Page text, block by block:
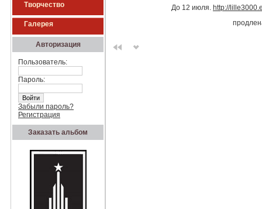
Творчество
Галерея
Авторизация
Пользователь:
Пароль:
Забыли пароль?
Регистрация
Заказать альбом
До 12 июля. http://